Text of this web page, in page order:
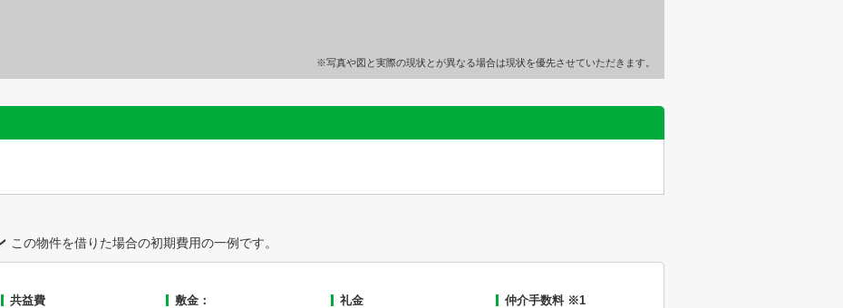
※写真や図と実際の現状とが異なる場合は現状を優先させていただきます。
この物件を借りた場合の初期費用の一例です。
共益費 敷金： 礼金 仲介手数料 ※1